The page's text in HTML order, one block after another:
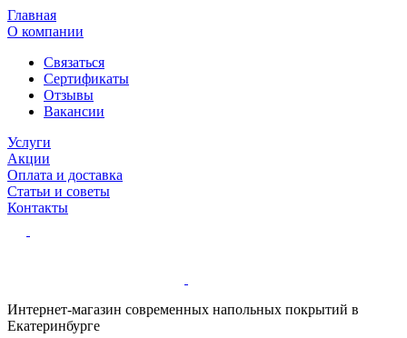
Главная
О компании
Связаться
Сертификаты
Отзывы
Вакансии
Услуги
Акции
Оплата и доставка
Статьи и советы
Контакты
Интернет-магазин современных напольных покрытий в
Екатеринбурге